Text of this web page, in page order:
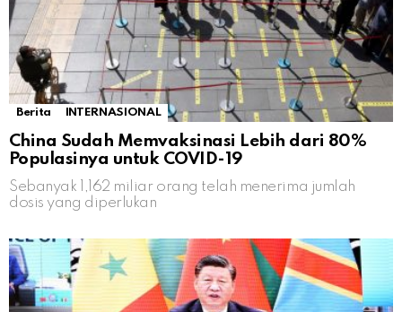
Berita INTERNASIONAL
China Sudah Memvaksinasi Lebih dari 80%
Populasinya untuk COVID-19
Sebanyak 1,162 miliar orang telah menerima jumlah
dosis yang diperlukan